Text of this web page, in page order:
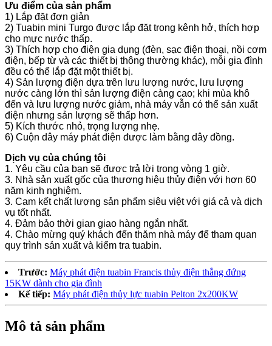
Ưu điểm của sản phẩm
1) Lắp đặt đơn giản
2) Tuabin mini Turgo được lắp đặt trong kênh hở, thích hợp
cho mực nước thấp.
3) Thích hợp cho điện gia dụng (đèn, sạc điện thoại, nồi cơm
điện, bếp từ và các thiết bị thông thường khác), mỗi gia đình
đều có thể lắp đặt một thiết bị.
4) Sản lượng điện dựa trên lưu lượng nước, lưu lượng
nước càng lớn thì sản lượng điện càng cao; khi mùa khô
đến và lưu lượng nước giảm, nhà máy vẫn có thể sản xuất
điện nhưng sản lượng sẽ thấp hơn.
5) Kích thước nhỏ, trọng lượng nhẹ.
6) Cuộn dây máy phát điện được làm bằng dây đồng.
Dịch vụ của chúng tôi
1. Yêu cầu của bạn sẽ được trả lời trong vòng 1 giờ.
3. Nhà sản xuất gốc của thương hiệu thủy điện với hơn 60
năm kinh nghiệm.
3. Cam kết chất lượng sản phẩm siêu việt với giá cả và dịch
vụ tốt nhất.
4. Đảm bảo thời gian giao hàng ngắn nhất.
4. Chào mừng quý khách đến thăm nhà máy để tham quan
quy trình sản xuất và kiểm tra tuabin.
Trước: Máy phát điện tuabin Francis thủy điện thẳng đứng
15KW dành cho gia đình
Kế tiếp: Máy phát điện thủy lực tuabin Pelton 2x200KW
Mô tả sản phẩm